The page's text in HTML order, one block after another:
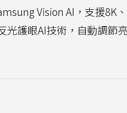
Vision AI，支援8K
光護眼AI技術，自動調節亮